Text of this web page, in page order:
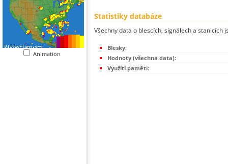
Animation
Statistiky databáze
Všechny data o blescích, signálech a
Blesky:
Hodnoty (všechna data):
Využití paměti: